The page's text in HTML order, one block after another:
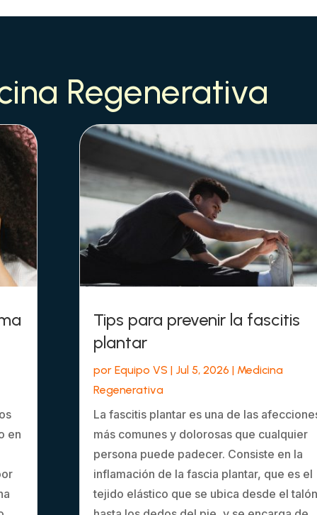
Regenerativa
en
Tips para prevenir la fascitis
plantar
por Equipo VS | Jul 5, 2026 | Medicina
Regenerativa
La fascitis plantar es una de las
más comunes y dolorosas que cualquier
persona puede padecer. Consiste en la
inflamación de la fascia plantar, que es el
tejido elástico que se ubica desde el talón